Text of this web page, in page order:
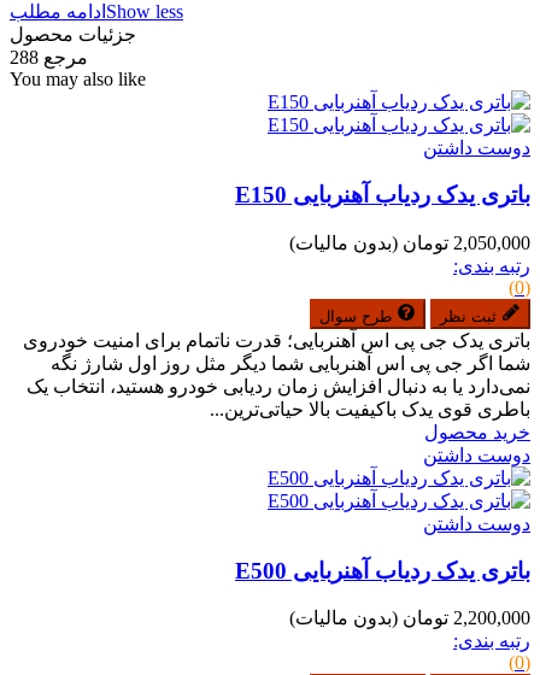
ادامه مطلب Show less
جزئیات محصول
مرجع 288
You may also like
دوست داشتن
باتری یدک ردیاب آهنربایی E150
2,050,000 تومان
(بدون مالیات)
رتبه بندی:
(0)
ثبت نظر طرح سوال
باتری یدک جی پی اس آهنربایی؛ قدرت ناتمام برای امنیت خودروی
شما اگر جی پی اس آهنربایی شما دیگر مثل روز اول شارژ نگه
نمی‌دارد یا به دنبال افزایش زمان ردیابی خودرو هستید، انتخاب یک
باطری قوی یدک باکیفیت بالا حیاتی‌ترین...
خرید محصول
دوست داشتن
دوست داشتن
باتری یدک ردیاب آهنربایی E500
2,200,000 تومان
(بدون مالیات)
رتبه بندی:
(0)